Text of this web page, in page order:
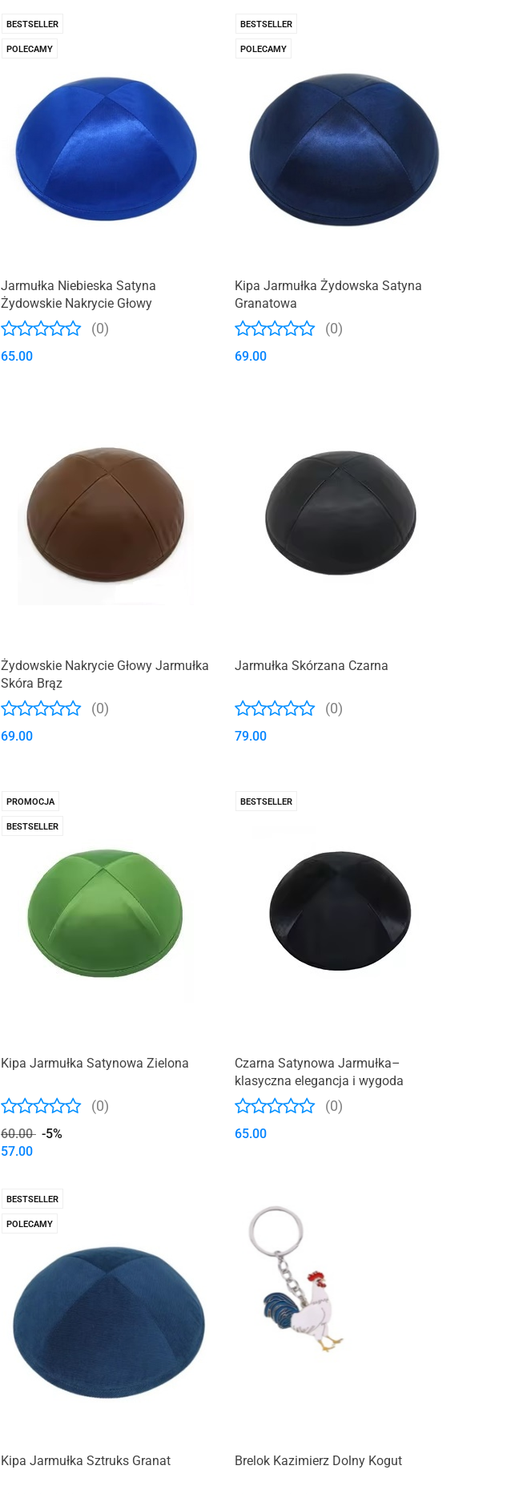
BESTSELLER
POLECAMY
Jarmułka Niebieska Satyna
Żydowskie Nakrycie Głowy
(0)
65.00
BESTSELLER
POLECAMY
Kipa Jarmułka Żydowska Satyna
Granatowa
(0)
69.00
Żydowskie Nakrycie Głowy Jarmułka
Skóra Brąz
(0)
69.00
Jarmułka Skórzana Czarna
(0)
79.00
PROMOCJA
BESTSELLER
Kipa Jarmułka Satynowa Zielona
(0)
60.00 -5%
57.00
BESTSELLER
Czarna Satynowa Jarmułka–
klasyczna elegancja i wygoda
(0)
65.00
BESTSELLER
POLECAMY
Kipa Jarmułka Sztruks Granat Brelok Kazimierz Dolny Kogut